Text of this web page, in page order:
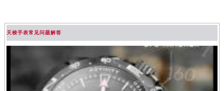
天梭手表常见问题解答